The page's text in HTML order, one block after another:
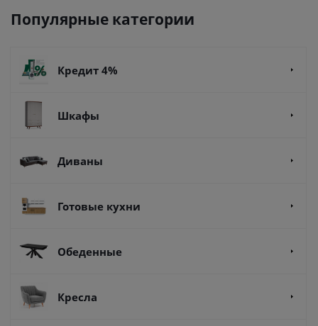
Популярные категории
Кредит 4%
Шкафы
Диваны
Готовые кухни
Обеденные
Кресла